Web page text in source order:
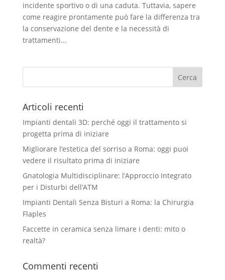
incidente sportivo o di una caduta. Tuttavia, sapere
come reagire prontamente può fare la differenza tra
la conservazione del dente e la necessità di
trattamenti...
Articoli recenti
Impianti dentali 3D: perché oggi il trattamento si
progetta prima di iniziare
Migliorare l’estetica del sorriso a Roma: oggi puoi
vedere il risultato prima di iniziare
Gnatologia Multidisciplinare: l’Approccio Integrato
per i Disturbi dell’ATM
Impianti Dentali Senza Bisturi a Roma: la Chirurgia
Flaples
Faccette in ceramica senza limare i denti: mito o
realtà?
Commenti recenti